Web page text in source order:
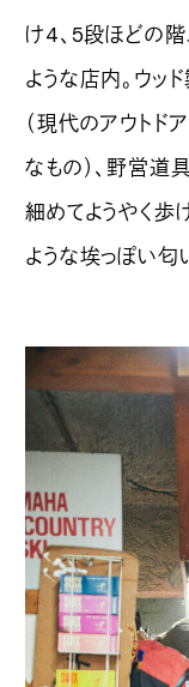
け4、5段ほどの
ような店内。ウッ
（現代のアウトド
なもの）、野営道
細めてようやく歩
ような埃っぽい匂